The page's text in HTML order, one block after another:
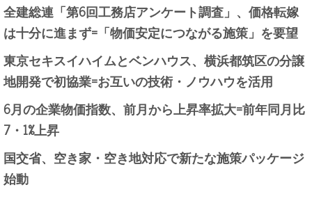
全建総連「第6回工務店アンケート調査」、価格転嫁
は十分に進まず=「物価安定につながる施策」を要望
東京セキスイハイムとベンハウス、横浜都筑区の分譲
地開発で初協業=お互いの技術・ノウハウを活用
6月の企業物価指数、前月から上昇率拡大=前年同月比
7・1%上昇
国交省、空き家・空き地対応で新たな施策パッケージ
始動